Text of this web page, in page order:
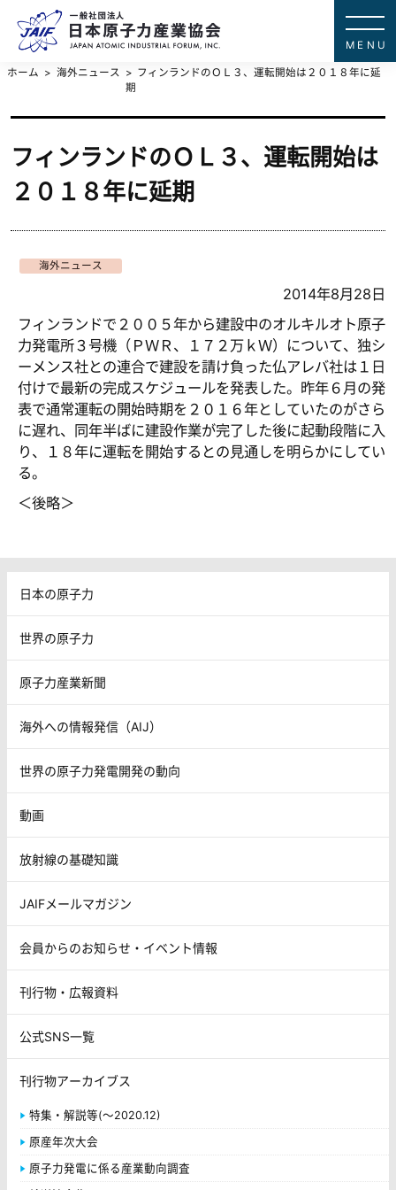
ホーム 海外ニュース
フィンランドのＯＬ３、運転開始は２０１８年に延
期
フィンランドのＯＬ３、運転開始は
２０１８年に延期
海外ニュース
2014年8月28日
フィンランドで２００５年から建設中のオルキルオト原子
力発電所３号機（ＰＷＲ、１７２万ｋＷ）について、独シ
ーメンス社との連合で建設を請け負った仏アレバ社は１日
付けで最新の完成スケジュールを発表した。昨年６月の発
表で通常運転の開始時期を２０１６年としていたのがさら
に遅れ、同年半ばに建設作業が完了した後に起動段階に入
り、１８年に運転を開始するとの見通しを明らかにしてい
る。
＜後略＞
日本の原子力
世界の原子力
原子力産業新聞
海外への情報発信（AIJ）
世界の原子力発電開発の動向
動画
放射線の基礎知識
JAIFメールマガジン
会員からのお知らせ・イベント情報
刊行物・広報資料
公式SNS一覧
刊行物アーカイブス
特集・解説等(～2020.12)
原産年次大会
原子力発電に係る産業動向調査